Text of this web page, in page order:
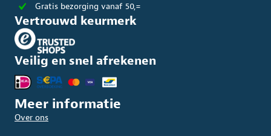
Gratis bezorging vanaf 50,=
Vertrouwd keurmerk
Veilig en snel afrekenen
Meer informatie
Over ons